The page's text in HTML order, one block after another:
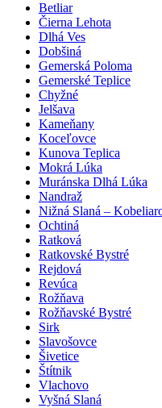
Betliar
Čierna Lehota
Dlhá Ves
Dobšiná
Gemerská Poloma
Gemerské Teplice
Chyžné
Jelšava
Kameňany
Koceľovce
Kunova Teplica
Mokrá Lúka
Muránska Dlhá Lúka
Nandraž
Nižná Slaná –
Ochtiná
Ratková
Ratkovské Bystré
Rejdová
Revúca
Rožňava
Rožňavské Bystré
Sirk
Slavošovce
Šivetice
Štítnik
Vlachovo
Vyšná Slaná